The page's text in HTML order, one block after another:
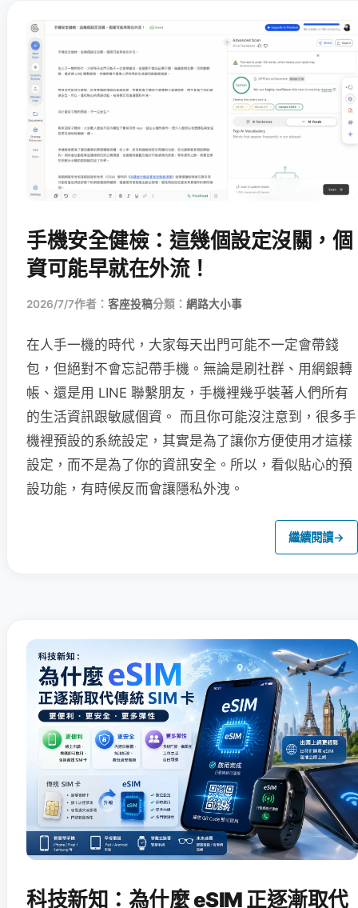
手機安全健檢：這幾個設定沒關，個
資可能早就在外流！
2026/7/7作者： 客座投稿分類： 網路大小事
在人手一機的時代，大家每天出門可能不一定會帶錢
包，但絕對不會忘記帶手機。無論是刷社群、用網銀轉
帳、還是用 LINE 聯繫朋友，手機裡幾乎裝著人們所有
的生活資訊跟敏感個資。 而且你可能沒注意到，很多手
機裡預設的系統設定，其實是為了讓你方便使用才這樣
設定，而不是為了你的資訊安全。所以，看似貼心的預
設功能，有時候反而會讓隱私外洩。
繼續閱讀→
科技新知：為什麼 eSIM 正逐漸取代